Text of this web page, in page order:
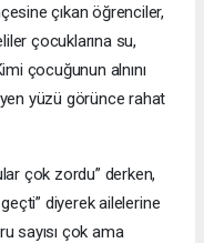
çıkan öğrenciler,
çocuklarına su,
çocuğunun alnını
yüzü görünce rahat
çok zordu” derken,
diyerek ailelerine
sayısı çok ama